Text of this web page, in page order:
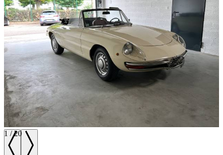
1 /20